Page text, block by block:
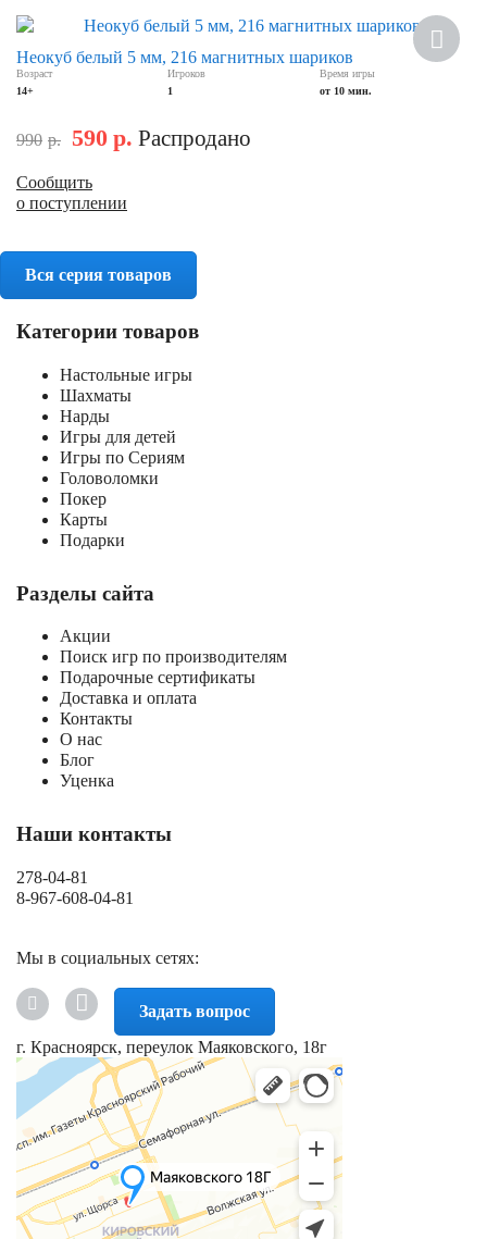
Неокуб белый 5 мм, 216 магнитных шариков
Возраст
14+
Игроков
1
Время игры
от 10 мин.
990 р. 590 р. Распродано
Сообщить
о поступлении
Вся серия товаров
Категории товаров
Настольные игры
Шахматы
Нарды
Игры для детей
Игры по Сериям
Головоломки
Покер
Карты
Подарки
Разделы сайта
Акции
Поиск игр по производителям
Подарочные сертификаты
Доставка и оплата
Контакты
О нас
Блог
Уценка
Наши контакты
278-04-81
8-967-608-04-81
Мы в социальных сетях:
Задать вопрос
г. Красноярск, переулок Маяковского, 18г